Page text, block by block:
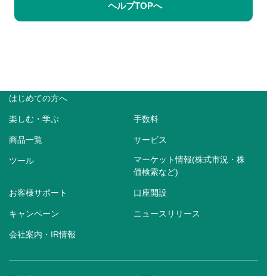
ヘルプTOPへ
はじめての方へ
楽しむ・学ぶ 手数料
商品一覧 サービス
ツール
マーケット情報(株式市況・株
価検索など)
お客様サポート 口座開設
キャンペーン ニュースリリース
会社案内・IR情報